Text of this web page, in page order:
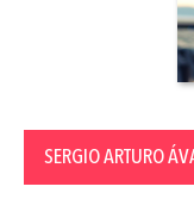
SERGIO ARTURO